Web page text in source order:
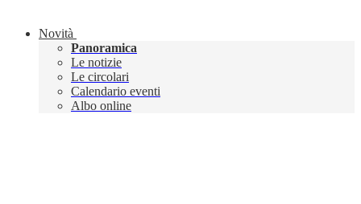
Novità
Panoramica
Le notizie
Le circolari
Calendario eventi
Albo online